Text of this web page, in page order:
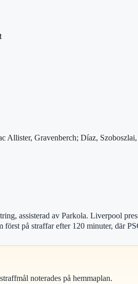
Gravenberch; Díaz, Szoboszlai,
assisterad av Parkola. Liverpool
på straffar efter 120 minuter, där
noterades på hemmaplan.